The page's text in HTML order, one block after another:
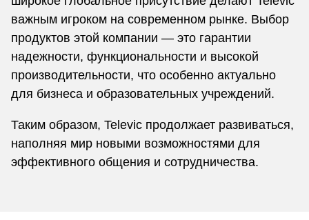
важным игроком на современном рынке. Выбор
продуктов этой компании — это гарантии
надежности, функциональности и высокой
производительности, что особенно актуально
для бизнеса и образовательных учреждений.
Таким образом, Televic продолжает развиваться,
наполняя мир новыми возможностями для
эффективного общения и сотрудничества.